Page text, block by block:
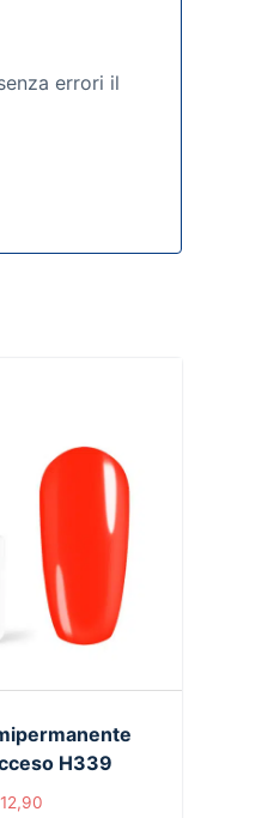
errori il
H339
12,90